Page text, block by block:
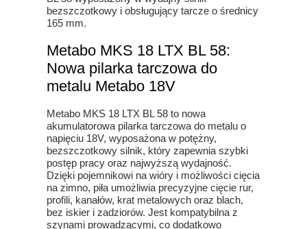
bezszczotkowy i obsługujący tarcze o średnicy
165 mm.
Metabo MKS 18 LTX BL 58:
Nowa pilarka tarczowa do
metalu Metabo 18V
Metabo MKS 18 LTX BL 58 to nowa
akumulatorowa pilarka tarczowa do metalu o
napięciu 18V, wyposażona w potężny,
bezszczotkowy silnik, który zapewnia szybki
postęp pracy oraz najwyższą wydajność.
Dzięki pojemnikowi na wióry i możliwości cięcia
na zimno, piła umożliwia precyzyjne cięcie rur,
profili, kanałów, krat metalowych oraz blach,
bez iskier i zadziorów. Jest kompatybilna z
szynami prowadzącymi, co dodatkowo